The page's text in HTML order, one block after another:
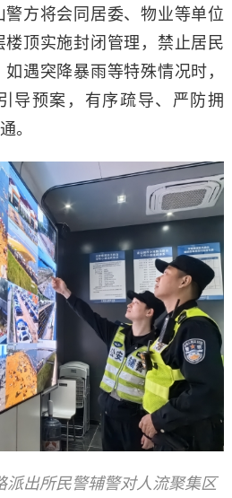
方将会同居委、物业等单位
顶实施封闭管理，禁止居民
遇突降暴雨等特殊情况时，
导预案，有序疏导、严防拥
。
派出所民警辅警对人流聚集区